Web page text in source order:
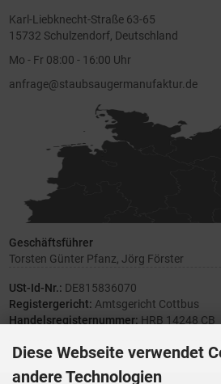
Karl-Liebknecht-Straße 63-65
15732 Schulzendorf, Deutschland
Mo - Fr 08:00 - 16:00 Uhr
anfrage@staubsaugermanufaktur.de
Geschäftsführer
Torsten Günter Pfanz, Jörg Förster
USt-Id-Nr.: DE815836070
Registergericht: Amtsgericht Cottbus
Handelsregisternummer: HRB 14248 CB
Diese Webseite verwendet
andere Technologien